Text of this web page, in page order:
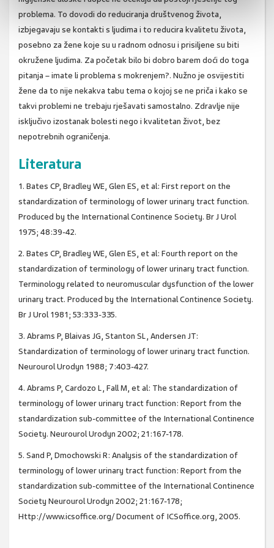
problema. To dovodi do reduciranja društvenog života,
izbjegavaju se kontakti s ljudima i to reducira kvalitetu života,
posebno za žene koje su u radnom odnosu i prisiljene su biti
okružene ljudima. Za početak bilo bi dobro barem doći do toga
pitanja – imate li problema s mokrenjem?. Nužno je osvijestiti
žene da to nije nekakva tabu tema o kojoj se ne priča i kako se
takvi problemi ne trebaju rješavati samostalno. Zdravlje nije
isključivo izostanak bolesti nego i kvalitetan život, bez
nepotrebnih ograničenja.
Literatura
1. Bates CP, Bradley WE, Glen ES, et al: First report on the
standardization of terminology of lower urinary tract function.
Produced by the International Continence Society. Br J Urol
1975; 48:39-42.
2. Bates CP, Bradley WE, Glen ES, et al: Fourth report on the
standardization of terminology of lower urinary tract function.
Terminology related to neuromuscular dysfunction of the lower
urinary tract. Produced by the International Continence Society.
Br J Urol 1981; 53:333-335.
3. Abrams P, Blaivas JG, Stanton SL, Andersen JT:
Standardization of terminology of lower urinary tract function.
Neurourol Urodyn 1988; 7:403-427.
4. Abrams P, Cardozo L, Fall M, et al: The standardization of
terminology of lower urinary tract function: Report from the
standardization sub-committee of the International Continence
Society. Neurourol Urodyn 2002; 21:167-178.
5. Sand P, Dmochowski R: Analysis of the standardization of
terminology of lower urinary tract function: Report from the
standardization sub-committee of the International Continence
Society Neurourol Urodyn 2002; 21:167-178;
Http://www.icsoffice.org/ Document of ICSoffice.org, 2005.